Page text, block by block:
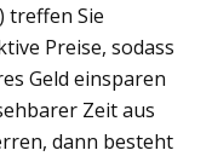
treffen Sie
Preise, sodass
Geld einsparen
Zeit aus
dann besteht